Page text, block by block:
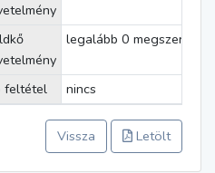
legalább 0 megszerzett
feltétel nincs
Vissza Letölt